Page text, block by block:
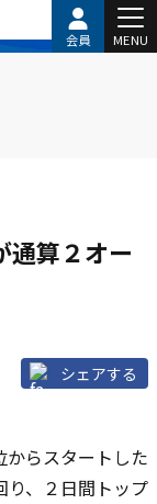
会員 MENU
通算２オー
シェアする
らスタートした
り、２日間トップ